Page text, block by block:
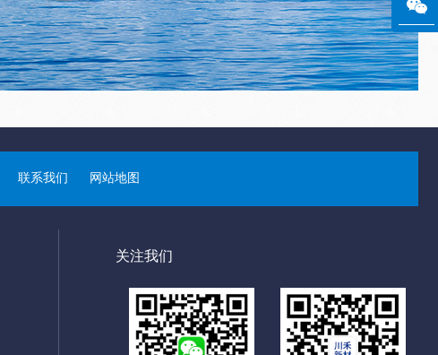
联系我们 网站地图
关注我们